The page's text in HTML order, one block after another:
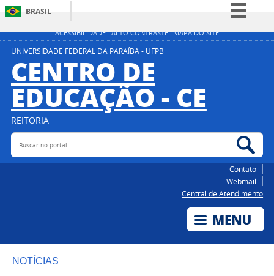
ACESSIBILIDADE ALTO CONTRASTE MAPA DO SITE
BRASIL
Simplifique!
Acesso à informação
Legislação
UNIVERSIDADE FEDERAL DA PARAÍBA - UFPB
CENTRO DE
EDUCAÇÃO - CE
REITORIA
Buscar no portal
Contato
Webmail
Central de Atendimento
NOTÍCIAS